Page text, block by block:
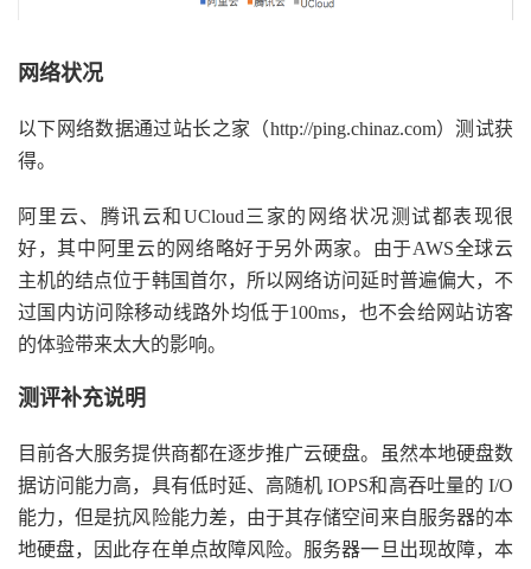
网络状况
以下网络数据通过站长之家（http://ping.chinaz.com）测试获
得。
阿里云、腾讯云和UCloud三家的网络状况测试都表现很
好，其中阿里云的网络略好于另外两家。由于AWS全球云
主机的结点位于韩国首尔，所以网络访问延时普遍偏大，不
过国内访问除移动线路外均低于100ms，也不会给网站访客
的体验带来太大的影响。
测评补充说明
目前各大服务提供商都在逐步推广云硬盘。虽然本地硬盘数
据访问能力高，具有低时延、高随机 IOPS和高吞吐量的 I/O
能力，但是抗风险能力差，由于其存储空间来自服务器的本
地硬盘，因此存在单点故障风险。服务器一旦出现故障，本